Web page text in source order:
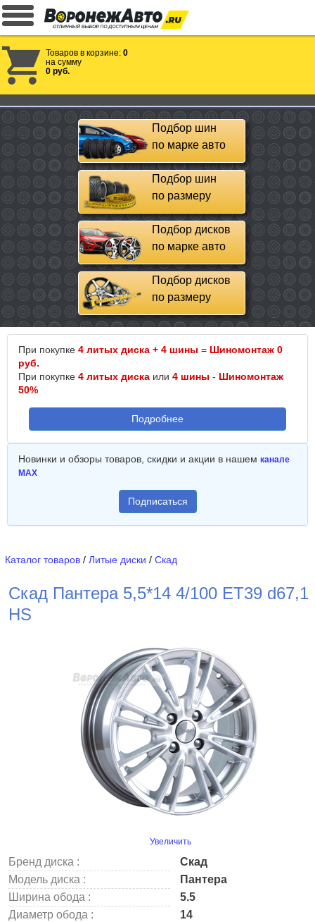
Товаров в корзине: 0
на сумму
0 руб.
Подбор шин
по марке авто
Подбор шин
по размеру
Подбор дисков
по марке авто
Подбор дисков
по размеру
При покупке 4 литых диска + 4 шины = Шиномонтаж 0
руб.
При покупке 4 литых диска или 4 шины - Шиномонтаж
50%
Подробнее
Новинки и обзоры товаров, скидки и акции в нашем канале
MAX
Подписаться
Каталог товаров / Литые диски / Скад
Скад Пантера 5,5*14 4/100 ET39 d67,1
HS
Увеличить
Бренд диска :
Скад
Модель диска :
Пантера
Ширина обода :
5.5
Диаметр обода :
14